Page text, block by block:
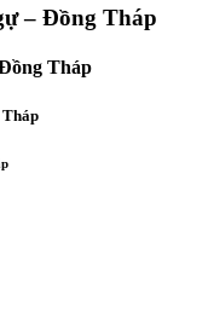
– Đồng Tháp
Tháp
Tháp